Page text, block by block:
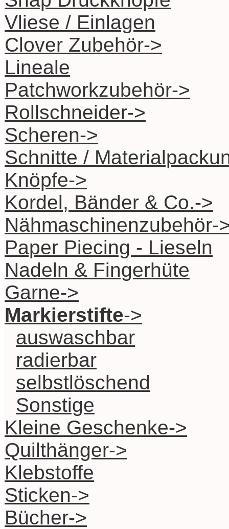
Vliese / Einlagen
Clover Zubehör->
Lineale
Patchworkzubehör->
Rollschneider->
Scheren->
Schnitte /
Knöpfe->
Kordel, Bänder & Co.->
Nähmaschinenzubehör-
Paper Piecing - Lieseln
Nadeln & Fingerhüte
Garne->
Markierstifte->
auswaschbar
radierbar
selbstlöschend
Sonstige
Kleine Geschenke->
Quilthänger->
Klebstoffe
Sticken->
Bücher->